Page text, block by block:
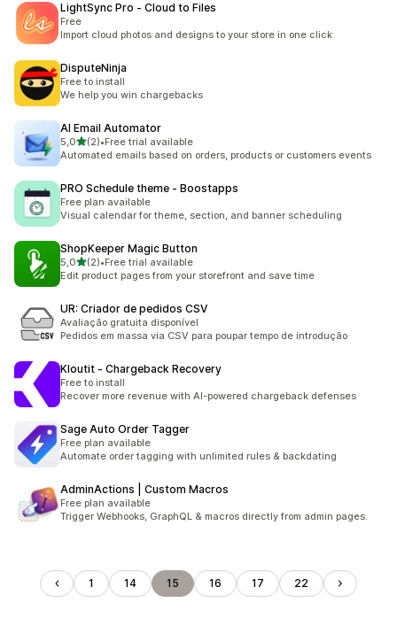
LightSync Pro ‑ Cloud to Files
Free
Import cloud photos and designs to your store in one click
DisputeNinja
Free to install
We help you win chargebacks
AI Email Automator
5,0de 5 estrelas
(2)
2 total de avaliações
•Free trial available
Automated emails based on orders, products or customers events
PRO Schedule theme ‑ Boostapps
Free plan available
Visual calendar for theme, section, and banner scheduling
ShopKeeper Magic Button
5,0de 5 estrelas
(2)
2 total de avaliações
•Free trial available
Edit product pages from your storefront and save time
UR: Criador de pedidos CSV
Avaliação gratuita disponível
Pedidos em massa via CSV para poupar tempo de introdução
Kloutit ‑ Chargeback Recovery
Free to install
Recover more revenue with AI-powered chargeback defenses
Sage Auto Order Tagger
Free plan available
Automate order tagging with unlimited rules & backdating
AdminActions | Custom Macros
Free plan available
Trigger Webhooks, GraphQL & macros directly from admin pages.
1 14 15 16 17 22